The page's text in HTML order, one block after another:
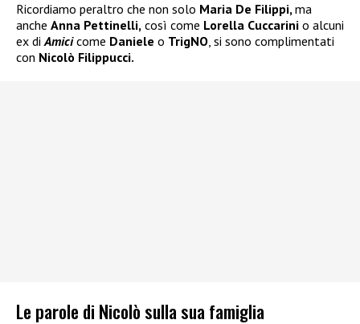
Ricordiamo peraltro che non solo Maria De Filippi,ma
anche Anna Pettinelli, così come Lorella Cuccarini o alcuni
ex diAmicicome Daniele o TrigNO, si sono complimentati
con Nicolò Filippucci.
Le parole di Nicolò sulla sua famiglia